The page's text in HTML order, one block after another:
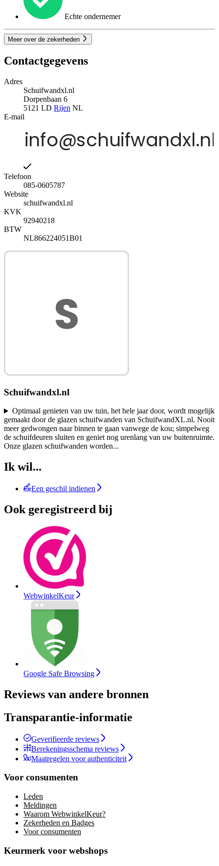
Echte ondernemer
Meer over de zekerheden
Contactgegevens
Adres
Schuifwandxl.nl
Dorpenbaan 6
5121 LD Rijen NL
E-mail
Telefoon
085-0605787
Website
schuifwandxl.nl
KVK
92940218
BTW
NL866224051B01
Schuifwandxl.nl
Optimaal genieten van uw tuin, het hele jaar door, wordt mogelijk
gemaakt door de glazen schuifwanden van SchuifwandXL.nl. Nooit
meer gedwongen naar binnen te gaan vanwege de kou; simpelweg
de schuifdeuren sluiten en geniet nog urenlang van uw buitenruimte.
Onze glazen schuifwanden worden...
Ik wil...
Een geschil indienen
Ook geregistreerd bij
WebwinkelKeur
Google Safe Browsing
Reviews van andere bronnen
Transparantie-informatie
Geverifieerde reviews
Berekeningsschema reviews
Maatregelen voor authenticiteit
Voor consumenten
Leden
Meldingen
Waarom WebwinkelKeur?
Zekerheden en Badges
Voor consumenten
Keurmerk voor webshops